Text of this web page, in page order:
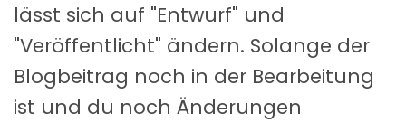
lässt sich auf "Entwurf" und
"Veröffentlicht" ändern. Solange der
Blogbeitrag noch in der Bearbeitung
ist und du noch Änderungen